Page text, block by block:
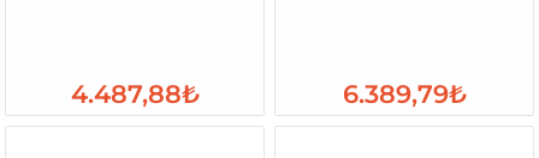
4.487,88₺ 6.389,79₺